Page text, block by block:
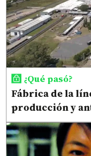
¿Qué pasó?
Fábrica de la
producción y